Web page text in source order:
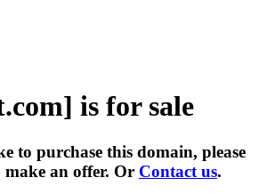
is for sale
to purchase this domain, please
make an offer. Or Contact us.